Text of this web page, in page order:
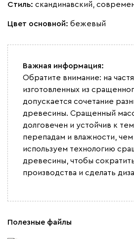
Стиль: скандинавский,
Цвет основной: бежевый
Важная информация:
Обратите внимание: на
изготовленных из
допускается сочетание
древесины. Сращенный
долговечен и устойчив к
перепадам и влажности,
используем технологию
древесины, чтобы
производства и сделать
Полезные файлы